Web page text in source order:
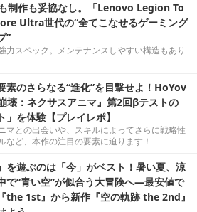
制作も妥協なし。「Lenovo Legion To
Ultra世代の“全てこなせるゲーミング
”
力スペック。メンテナンスしやすい構造もあり
素のさらなる“進化”を目撃せよ！HoYov
壊：ネクサスアニマ』第2回βテストの
」を体験【プレイレポ】
マとの出会いや、スキルによってさらに戦略性
など、本作の注目の要素に迫ります！
を遊ぶのは「今」がベスト！暑い夏、涼
で“青い空”が似合う大冒険へ―最安値で
the 1st』から新作『空の軌跡 the 2nd』